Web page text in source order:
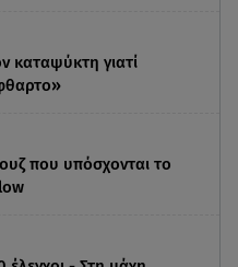
καταψύκτη γιατί
που υπόσχονται το